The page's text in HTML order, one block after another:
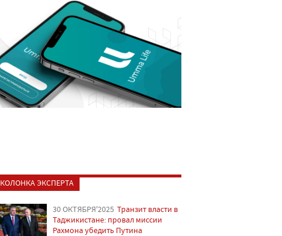
КОЛОНКА ЭКСПЕРТА
30 ОКТЯБРЯ'2025 Транзит власти в
Таджикистане: провал миссии
Рахмона убедить Путина